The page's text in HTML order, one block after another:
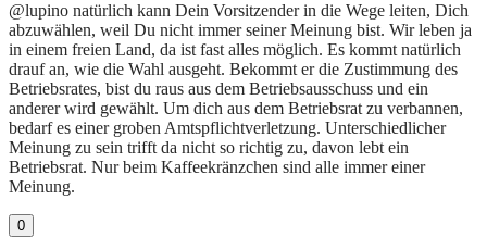
@lupino natürlich kann Dein Vorsitzender in die Wege leiten, Dich
abzuwählen, weil Du nicht immer seiner Meinung bist. Wir leben ja
in einem freien Land, da ist fast alles möglich. Es kommt natürlich
drauf an, wie die Wahl ausgeht. Bekommt er die Zustimmung des
Betriebsrates, bist du raus aus dem Betriebsausschuss und ein
anderer wird gewählt. Um dich aus dem Betriebsrat zu verbannen,
bedarf es einer groben Amtspflichtverletzung. Unterschiedlicher
Meinung zu sein trifft da nicht so richtig zu, davon lebt ein
Betriebsrat. Nur beim Kaffeekränzchen sind alle immer einer
Meinung.
0